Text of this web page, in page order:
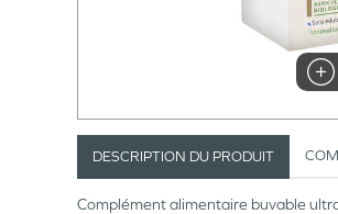
DESCRIPTION DU PRODUIT
Complément alimentaire buvable